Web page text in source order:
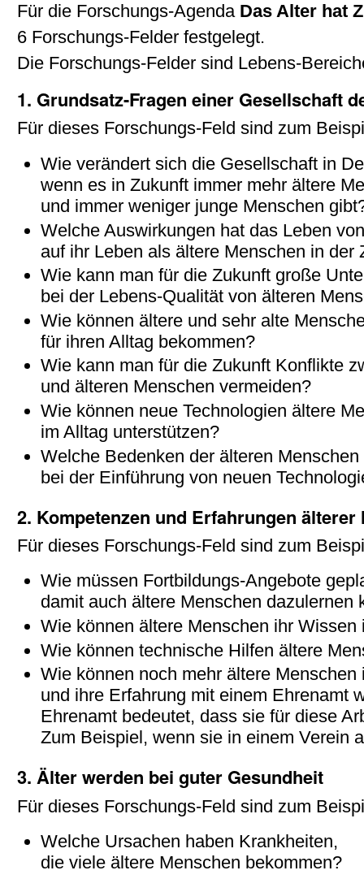
Für die Forschungs-Agenda Das Alter hat
6 Forschungs-Felder festgelegt.
Die Forschungs-Felder sind Lebens-
1. Grundsatz-Fragen einer Gesellschaft
Für dieses Forschungs-Feld sind zum
Wie verändert sich die Gesellschaft in
wenn es in Zukunft immer mehr ältere
und immer weniger junge Menschen
Welche Auswirkungen hat das Leben
auf ihr Leben als ältere Menschen in der
Wie kann man für die Zukunft große
bei der Lebens-Qualität von älteren
Wie können ältere und sehr alte
für ihren Alltag bekommen?
Wie kann man für die Zukunft Konflikte
und älteren Menschen vermeiden?
Wie können neue Technologien ältere
im Alltag unterstützen?
Welche Bedenken der älteren
bei der Einführung von neuen
2. Kompetenzen und Erfahrungen
Für dieses Forschungs-Feld sind zum
Wie müssen Fortbildungs-Angebote
damit auch ältere Menschen dazulernen
Wie können ältere Menschen ihr
Wie können technische Hilfen ältere
Wie können noch mehr ältere Menschen
und ihre Erfahrung mit einem Ehrenamt
Ehrenamt bedeutet, dass sie für diese
Zum Beispiel, wenn sie in einem Verein
3. Älter werden bei guter Gesundheit
Für dieses Forschungs-Feld sind zum
Welche Ursachen haben Krankheiten,
die viele ältere Menschen bekommen?